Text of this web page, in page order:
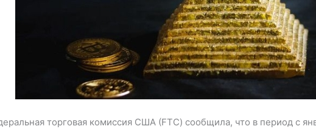
торговая комиссия США (FTC) сообщила, что в период с